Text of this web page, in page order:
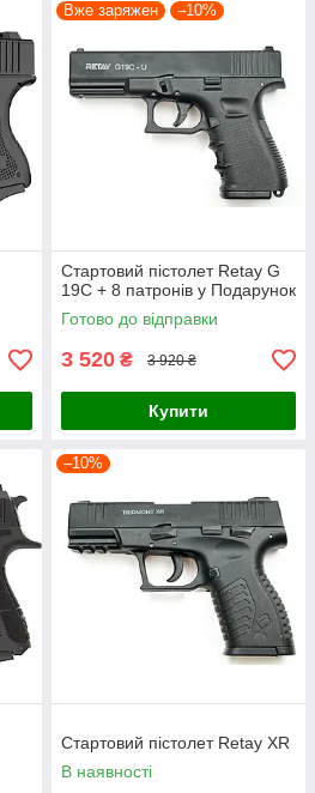
Вже заряжен –10%
Стартовий пістолет Retay G
19C + 8 патронів у Подарунок
Готово до відправки
3 520 ₴ 3 920 ₴
Купити
–10%
Стартовий пістолет Retay XR
В наявності